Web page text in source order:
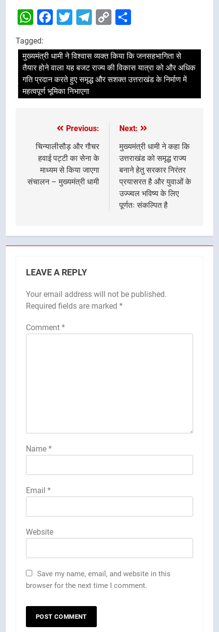
WhatsApp
Facebook
Twitter
Telegram
Copy
Tagged:
मुख्यमंत्री धामी ने विश्वास व्यक्त किया कि जनसहभागिता से
तैयार होने वाला यह बजट राज्य की विकास यात्रा को और अधिक
गति प्रदान करते हुए समृद्ध और सशक्त उत्तराखंड के निर्माण में
महत्वपूर्ण भूमिका निभाएगा
navigation
Previous:
चिन्यालीसौड़ और गौचर
हवाई पट्टी का सेना के
माध्यम से किया जाएगा
संचालन – मुख्यमंत्री धामी
Next:
मुख्यमंत्री धामी ने कहा कि
उत्तराखंड को समृद्ध राज्य
बनाने हेतु सरकार निरंतर
प्रयासरत है और युवाओं के
उज्ज्वल भविष्य के लिए
पूर्णतः संकल्पित है
LEAVE A REPLY
Your email address will not be published.
Required fields are marked *
Comment *
Name *
Email *
Website
Save my name, email, and website in this
browser for the next time I comment.